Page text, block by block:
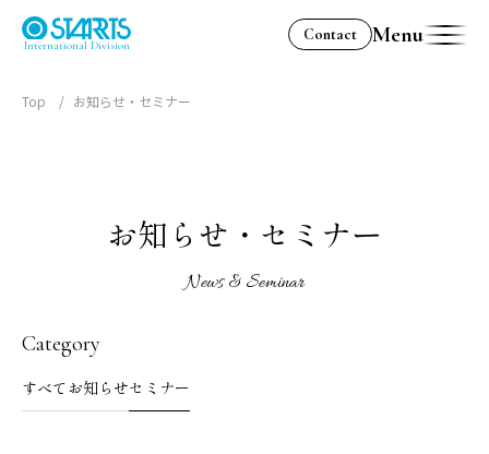
International Division
Contact Menu
Top お知らせ・セミナー
お知らせ・セミナー
News & Seminar
Category
すべてお知らせセミナー